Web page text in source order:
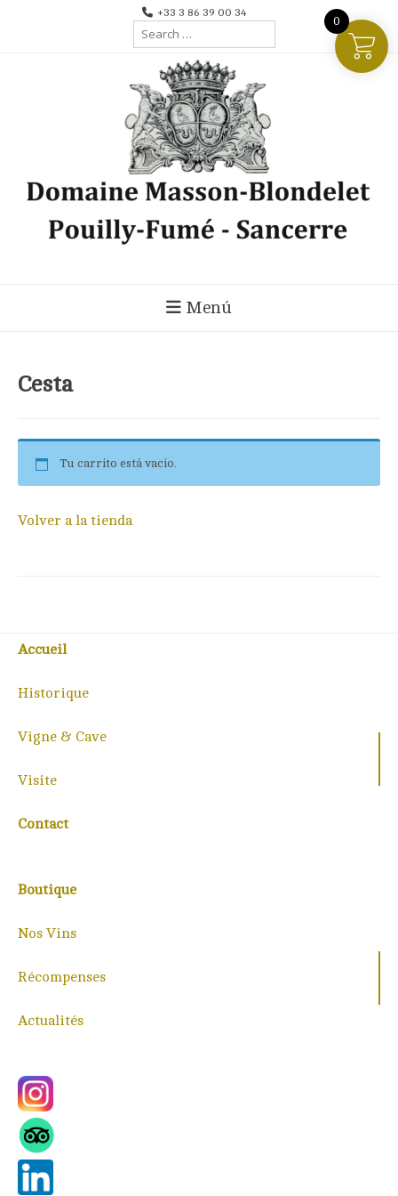
+33 3 86 39 00 34
Search
Menú
Cesta
Tu carrito está vacío.
Volver a la tienda
Accueil
Historique
Vigne & Cave
Visite
Contact
Boutique
Nos Vins
Récompenses
Actualités
0